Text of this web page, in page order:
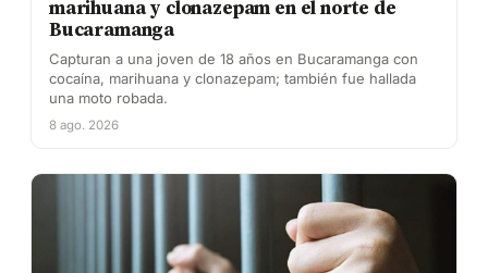
marihuana y clonazepam en el norte de
Bucaramanga
Capturan a una joven de 18 años en Bucaramanga con
cocaína, marihuana y clonazepam; también fue hallada
una moto robada.
8 ago. 2026